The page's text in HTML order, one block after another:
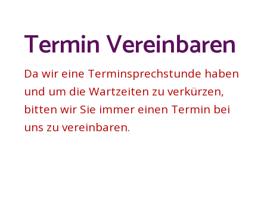
Termin Vereinbaren
Da wir eine Terminsprechstunde haben
und um die Wartzeiten zu verkürzen,
bitten wir Sie immer einen Termin bei
uns zu vereinbaren.